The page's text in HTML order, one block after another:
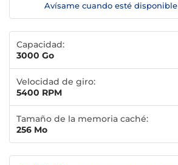
Avísame cuando esté disponible
Capacidad:
3000 Go
Velocidad de giro:
5400 RPM
Tamaño de la memoria caché:
256 Mo